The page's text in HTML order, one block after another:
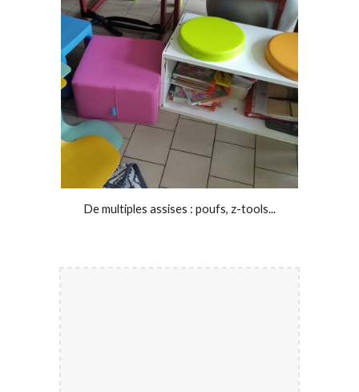
De multiples assises : poufs, z-tools...